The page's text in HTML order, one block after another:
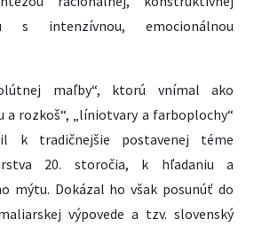
s intenzívnou, emocionálnou
maľby“, ktorú vnímal ako
a rozkoš“, „líniotvary a farboplochy“
k tradičnejšie postavenej téme
20. storočia, k hľadaniu a
mýtu. Dokázal ho však posunúť do
výpovede a tzv. slovenský